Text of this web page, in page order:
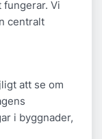
Vi
centralt
att se om
i byggnader,